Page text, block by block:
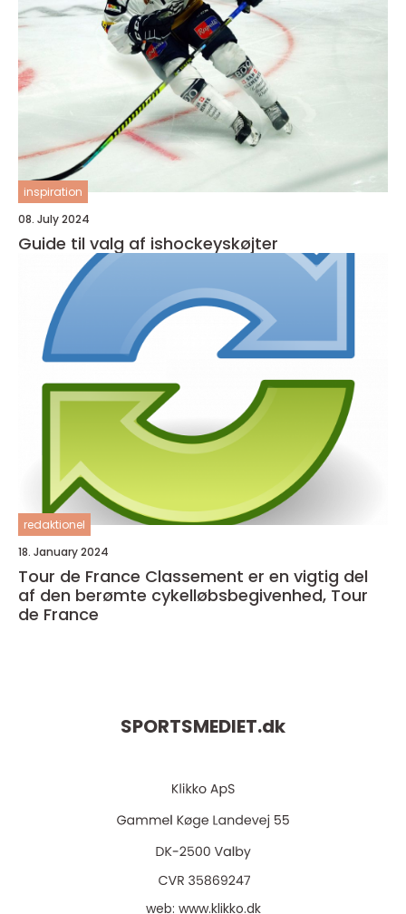
inspiration
08. July 2024
Guide til valg af ishockeyskøjter
redaktionel
18. January 2024
Tour de France Classement er en vigtig del
af den berømte cykelløbsbegivenhed, Tour
de France
SPORTSMEDIET.dk
web: www.klikko.dk